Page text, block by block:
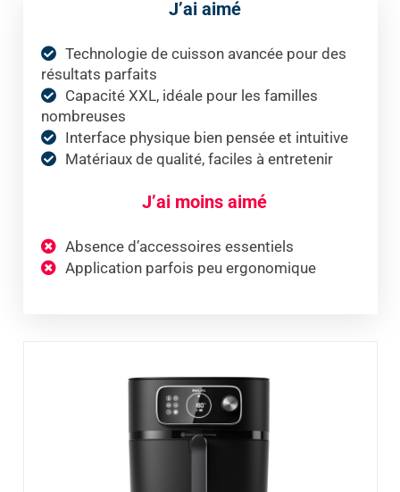
J’ai aimé
Technologie de cuisson avancée pour des
résultats parfaits
Capacité XXL, idéale pour les familles
nombreuses
Interface physique bien pensée et intuitive
Matériaux de qualité, faciles à entretenir
J’ai moins aimé
Absence d’accessoires essentiels
Application parfois peu ergonomique